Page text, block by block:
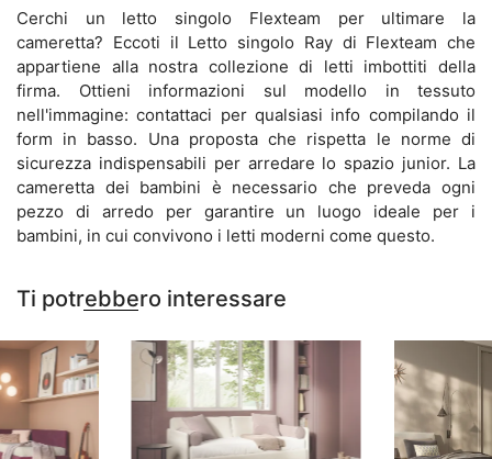
Cerchi un letto singolo Flexteam per ultimare la
cameretta? Eccoti il Letto singolo Ray di Flexteam che
appartiene alla nostra collezione di letti imbottiti della
firma. Ottieni informazioni sul modello in tessuto
nell'immagine: contattaci per qualsiasi info compilando il
form in basso. Una proposta che rispetta le norme di
sicurezza indispensabili per arredare lo spazio junior. La
cameretta dei bambini è necessario che preveda ogni
pezzo di arredo per garantire un luogo ideale per i
bambini, in cui convivono i letti moderni come questo.
Ti potrebbero interessare